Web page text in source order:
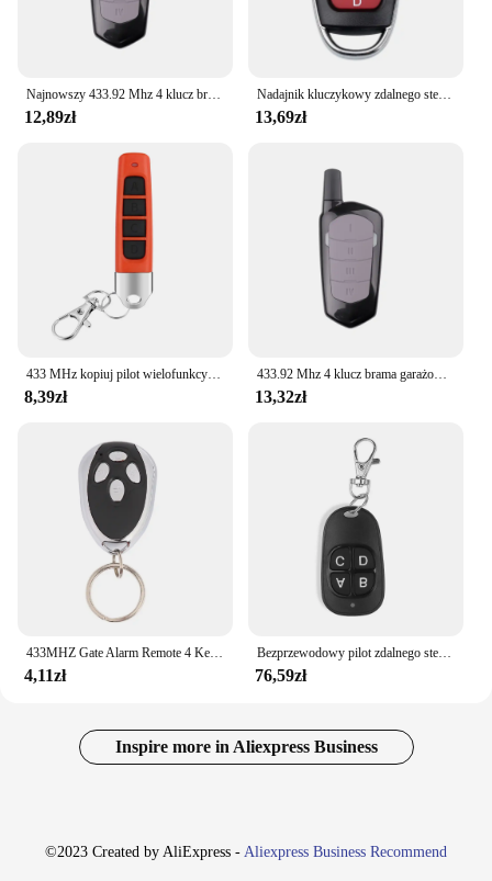
12,89zł
Nadajnik kluczykowy zdalnego sterowania 433 MHz RF 4 przyciski Klonowanie Duplikowane Kopiowanie Leaming Fix Code do elektrycznego oświetlenia samochodowego drzwi garażowych
13,69zł
8,39zł
433.92 Mhz 4 klucz brama garażowa mechanizm otwierania drzwi powielacz kod kopiowania pilot 433MHZ pilot klon klonowanie kod samochodu
13,32zł
433MHZ Gate Alarm Remote 4 Keys Wireless Auto Remote Universal Replacement Control Copy Code Wielofunkcyjny do pojazdów elektrycznych
4,11zł
Bezprzewodowy pilot zdalnego sterowania, 10 sztuk, 433MHz, Smart kopiowanie, RF, duplikator, 4 kanały, elektryczna brama, drzwi garażowe, przełącznik kluczykowy, pilot
76,59zł
Inspire more in Aliexpress Business
©2023 Created by AliExpress - Aliexpress Business Recommend